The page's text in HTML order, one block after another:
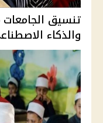
والذكاء